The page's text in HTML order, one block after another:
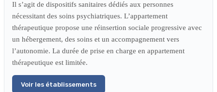
Il s’agit de dispositifs sanitaires dédiés aux personnes
nécessitant des soins psychiatriques. L’appartement
thérapeutique propose une réinsertion sociale progressive avec
un hébergement, des soins et un accompagnement vers
l’autonomie. La durée de prise en charge en appartement
thérapeutique est limitée.
Voir les établissements